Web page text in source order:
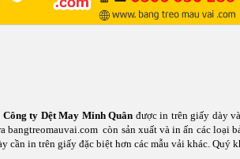
Công ty Dệt May Minh Quân được in trên giấy dày
bangtreomauvai.com còn sản xuất và in ấn các loại
cần in trên giấy đặc biệt hơn các mẫu vải khác. Quý